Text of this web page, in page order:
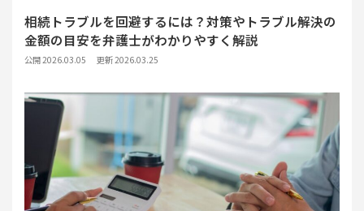
相続トラブルを回避するには？対策やトラブル解決の
金額の目安を弁護士がわかりやすく解説
公開 2026.03.05 更新 2026.03.25